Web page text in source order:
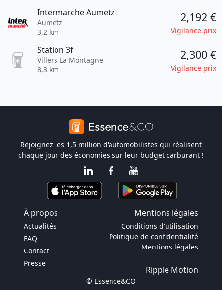
Intermarche Aumetz
Aumetz
3,2 km
2,192 €
Vigilance prix
Station 3f
Villers La Montagne
8,3 km
2,300 €
Vigilance prix
Rejoignez les 1,5 million d'automobilistes qui réalisent
chaque jour des économies sur leur budget carburant !
À propos Mentions légales
Actualités
FAQ
Contact
Presse
Conditions d'utilisation
Politique de confidentialité
Mentions légales
Ripple Motion
© Essence&CO